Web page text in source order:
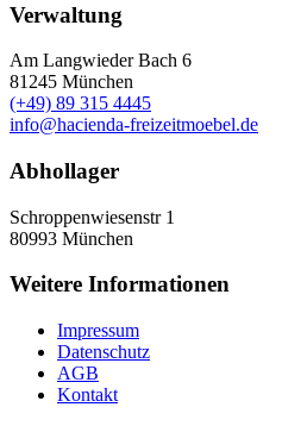
Verwaltung
Am Langwieder Bach 6
81245 München
(+49) 89 315 4445
info@hacienda-freizeitmoebel.de
Abhollager
Schroppenwiesenstr 1
80993 München
Weitere Informationen
Impressum
Datenschutz
AGB
Kontakt